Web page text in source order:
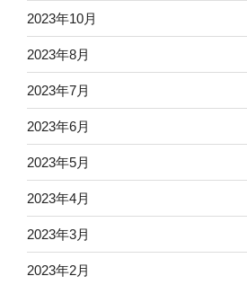
2023年10月
2023年8月
2023年7月
2023年6月
2023年5月
2023年4月
2023年3月
2023年2月